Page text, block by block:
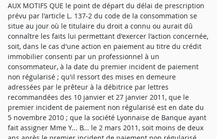
AUX MOTIFS QUE le point de départ du délai de prescription
prévu par l'article L. 137-2 du code de la consommation se
situe au jour où le titulaire du droit a connu ou aurait dû
connaître les faits lui permettant d'exercer l'action concernée,
soit, dans le cas d'une action en paiement au titre du crédit
immobilier consenti par un professionnel à un
consommateur, à la date du premier incident de paiement
non régularisé ; qu'il ressort des mises en demeure
adressées par le prêteur à la débitrice par lettres
recommandées des 10 janvier et 27 janvier 2011, que le
premier incident de paiement non régularisé est en date du
5 novembre 2010 ; que la société Lyonnaise de Banque ayant
fait assigner Mme Y... B... le 2 mars 2011, soit moins de deux